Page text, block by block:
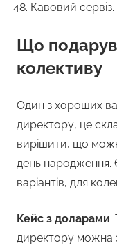
Кавовий сервіз.
Що
колективу
Один з хороших
директору, це
вирішити, що
день народження.
варіантів, для
Кейс з доларами.
директору можна